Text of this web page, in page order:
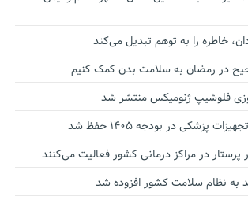
خاطره را به توهم تبدیل می‌کند
در رمضان به سلامت بدن کمک کنیم
فلوشیپ ژنومیکس منتشر شد
پزشکی در بودجه ۱۴۰۵ حفظ شد